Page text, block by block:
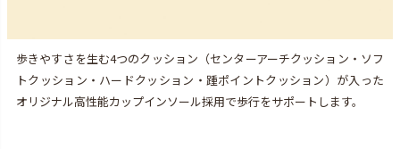
歩きやすさを生む4つのクッション（センターアーチクッション・ソフ
トクッション・ハードクッション・踵ポイントクッション）が入った
オリジナル高性能カップインソール採用で歩行をサポートします。